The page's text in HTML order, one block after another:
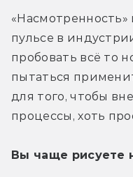
пульсе в
пробовать всё то
пытаться
для того, чтобы
процессы, хоть
Вы чаще рисуете